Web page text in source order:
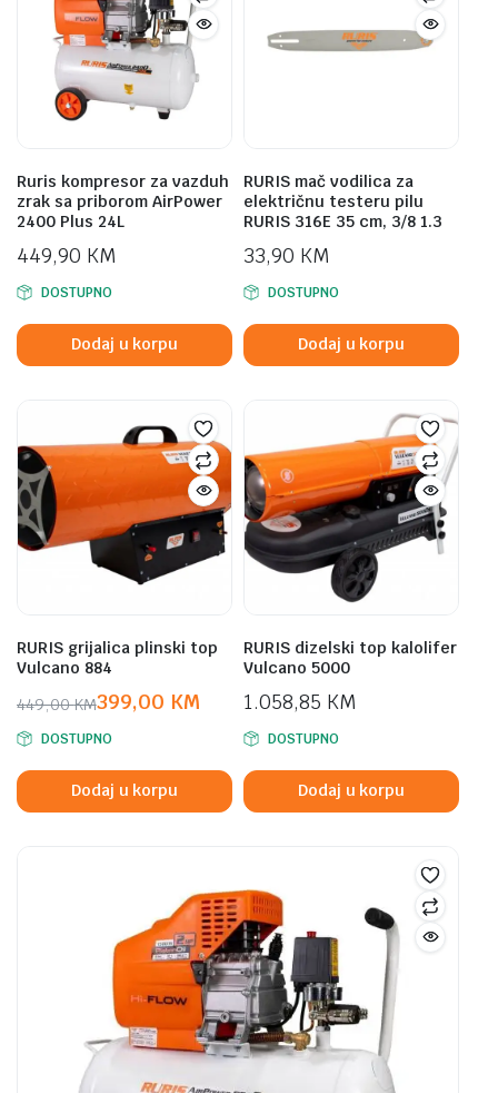
Ruris kompresor za vazduh
zrak sa priborom AirPower
2400 Plus 24L
449,90 KM
DOSTUPNO
Dodaj u korpu
RURIS mač vodilica za
električnu testeru pilu
RURIS 316E 35 cm, 3/8 1.3
33,90 KM
DOSTUPNO
Dodaj u korpu
RURIS grijalica plinski top
Vulcano 884
449,00KM
Original
price
was:
449,00 KM.
399,00 KM
Current
price
is:
399,00 KM.
DOSTUPNO
Dodaj u korpu
RURIS dizelski top kalolifer
Vulcano 5000
1.058,85 KM
DOSTUPNO
Dodaj u korpu